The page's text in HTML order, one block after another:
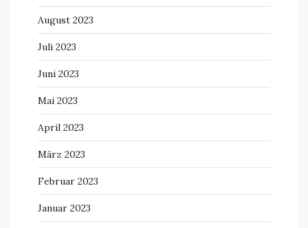
August 2023
Juli 2023
Juni 2023
Mai 2023
April 2023
März 2023
Februar 2023
Januar 2023